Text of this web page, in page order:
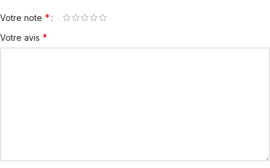
Votre note *
Votre avis *